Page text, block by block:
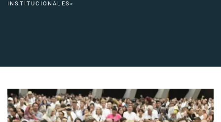
INSTITUCIONALES»